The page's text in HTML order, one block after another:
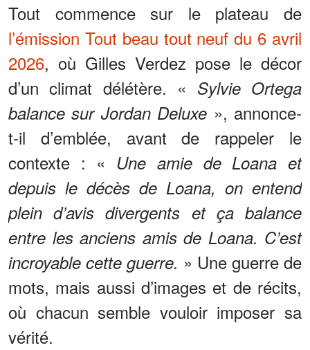
Tout commence sur le plateau de
l’émission Tout beau tout neuf du 6 avril
2026, où Gilles Verdez pose le décor
d’un climat délétère. « Sylvie Ortega
balance sur Jordan Deluxe », annonce-
t-il d’emblée, avant de rappeler le
contexte : « Une amie de Loana et
depuis le décès de Loana, on entend
plein d’avis divergents et ça balance
entre les anciens amis de Loana. C’est
incroyable cette guerre. » Une guerre de
mots, mais aussi d’images et de récits,
où chacun semble vouloir imposer sa
vérité.